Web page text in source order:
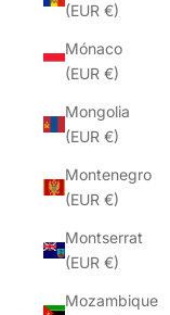
(EUR €)
Mónaco
(EUR €)
Mongolia
(EUR €)
Montenegro
(EUR €)
Montserrat
(EUR €)
Mozambique